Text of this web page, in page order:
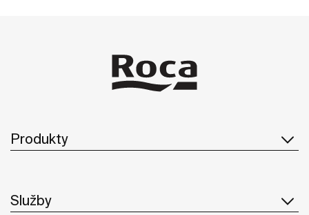
Produkty
Služby